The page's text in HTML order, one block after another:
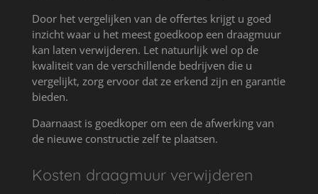
Door het vergelijken van de offertes krijgt u goed
inzicht waar u het meest goedkoop een draagmuur
kan laten verwijderen. Let natuurlijk wel op de
kwaliteit van de verschillende bedrijven die u
vergelijkt, zorg ervoor dat ze erkend zijn en garantie
bieden.
Daarnaast is goedkoper om een de afwerking van
de nieuwe constructie zelf te plaatsen.
Kosten draagmuur verwijderen